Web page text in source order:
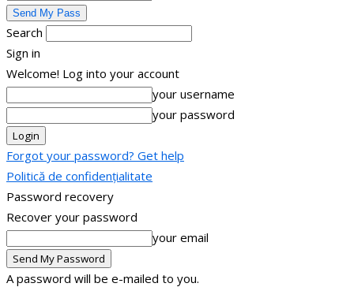
Search
Sign in
Welcome! Log into your account
your username
your password
Forgot your password? Get help
Politică de confidențialitate
Password recovery
Recover your password
your email
A password will be e-mailed to you.